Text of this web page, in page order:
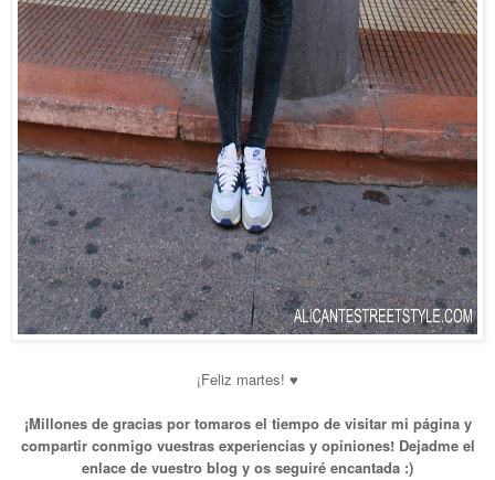
¡Feliz martes! ♥
¡Millones de gracias por tomaros el tiempo de visitar mi página y
compartir conmigo vuestras experiencias y opiniones! Dejadme el
enlace de vuestro blog y os seguiré encantada :)